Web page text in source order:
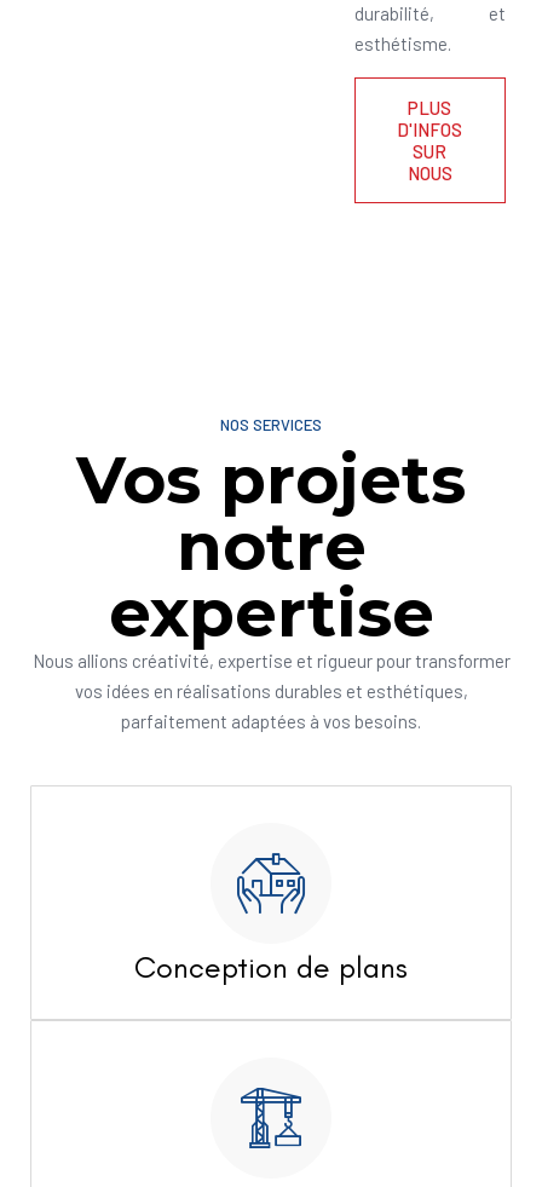
durabilité, et
esthétisme.
PLUS
D'INFOS
SUR
NOUS
NOS SERVICES
Vos projets
notre
expertise
Nous allions créativité, expertise et rigueur pour transformer
vos idées en réalisations durables et esthétiques,
parfaitement adaptées à vos besoins.
Conception de plans